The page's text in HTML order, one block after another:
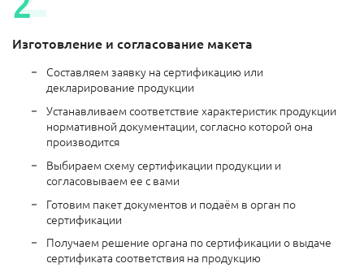
Изготовление и согласование макета
Составляем заявку на сертификацию или
декларирование продукции
Устанавливаем соответствие характеристик продукции
нормативной документации, согласно которой она
производится
Выбираем схему сертификации продукции и
согласовываем ее с вами
Готовим пакет документов и подаём в орган по
сертификации
Получаем решение органа по сертификации о выдаче
сертификата соответствия на продукцию